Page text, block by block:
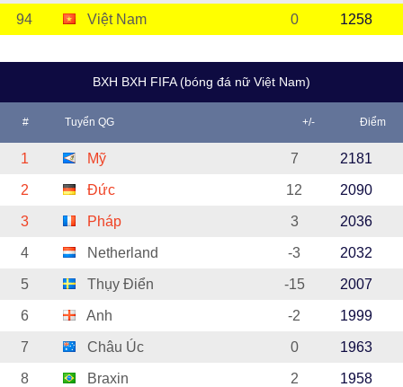
94 Việt Nam 0 1258
BXH BXH FIFA (bóng đá nữ Việt Nam)
# Tuyển QG +/- Điểm
1 Mỹ 7 2181
2 Đức 12 2090
3 Pháp 3 2036
4 Netherland -3 2032
5 Thụy Điển -15 2007
6 Anh -2 1999
7 Châu Úc 0 1963
8 Braxin 2 1958